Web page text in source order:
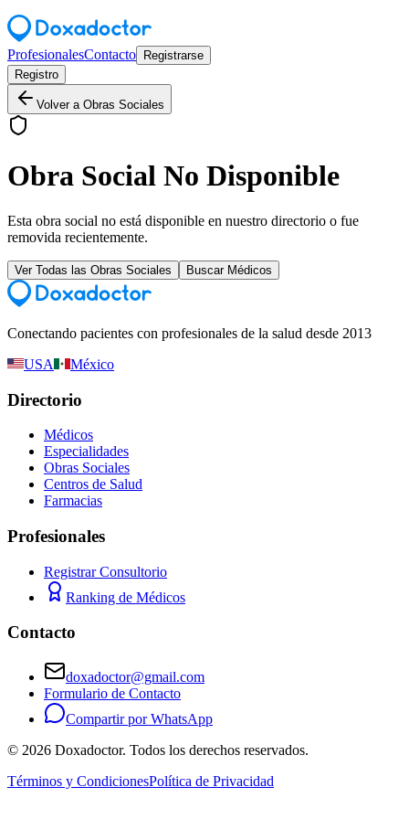
ProfesionalesContacto
Registrarse
Registro
Volver a Obras Sociales
Obra Social No Disponible
Esta obra social no está disponible en nuestro directorio o fue
removida recientemente.
Ver Todas las Obras Sociales Buscar Médicos
Conectando pacientes con profesionales de la salud desde 2013
USA
México
Directorio
Médicos
Especialidades
Obras Sociales
Centros de Salud
Farmacias
Profesionales
Registrar Consultorio
Ranking de Médicos
Contacto
doxadoctor@gmail.com
Formulario de Contacto
Compartir por WhatsApp
© 2026 Doxadoctor. Todos los derechos reservados.
Términos y CondicionesPolítica de Privacidad